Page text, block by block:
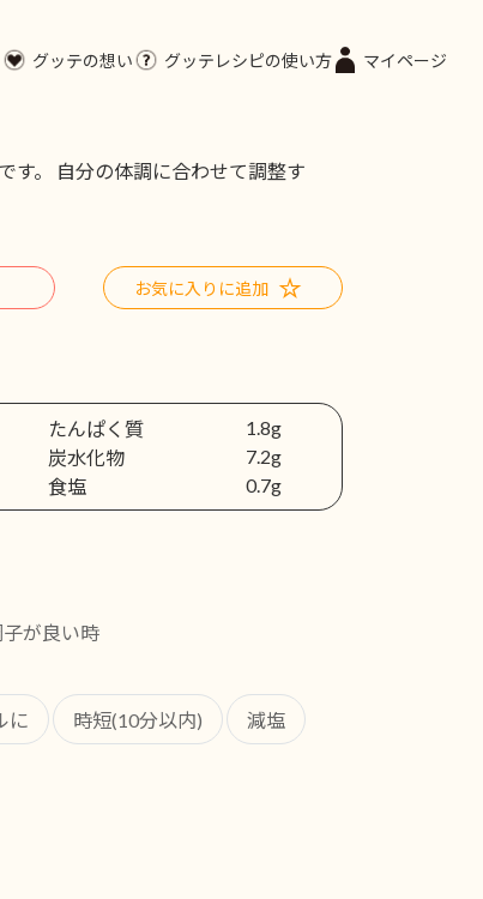
グッテの想い グッテレシピの使い方 マイページ
す。 自分の体調に合わせて調整す
お気に入りに追加
たんぱく質
1.8g
炭水化物
7.2g
食塩 0.7g
が良い時
に 時短(10分以内) 減塩